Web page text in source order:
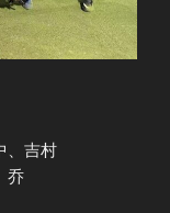
、吉村